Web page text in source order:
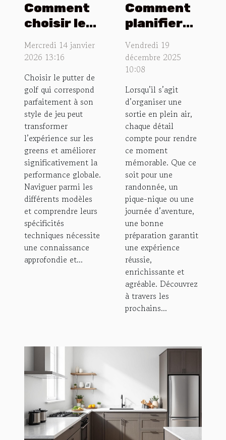
Comment
choisir le
putter de
golf idéal
style de jeu
?
Mercredi 14 janvier
2026 13:16
Choisir le putter de
golf qui correspond
parfaitement à son
style de jeu peut
transformer
l’expérience sur les
greens et améliorer
significativement la
performance globale.
Naviguer parmi les
différents modèles
et comprendre leurs
spécificités
techniques nécessite
une connaissance
approfondie et...
Comment
planifier
une sortie
en plein air
inoubliable
?
Vendredi 19
décembre 2025
10:08
Lorsqu’il s’agit
d’organiser une
sortie en plein air,
chaque détail
compte pour rendre
ce moment
mémorable. Que ce
soit pour une
randonnée, un
pique-nique ou une
journée d’aventure,
une bonne
préparation garantit
une expérience
réussie,
enrichissante et
agréable. Découvrez
à travers les
prochains...